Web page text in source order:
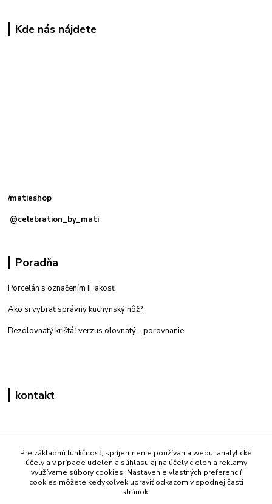
Kde nás nájdete
/matieshop
@celebration_by_mati
Poradňa
Porcelán s označením II. akosť
Ako si vybrať správny kuchynský nôž?
Bezolovnatý krištáľ verzus olovnatý - porovnanie
kontakt
+421 908 861 051
(Po - Pia 7:30-15:30)
info@mati.sk
Pre základnú funkčnosť, spríjemnenie používania webu, analytické
účely a v prípade udelenia súhlasu aj na účely cielenia reklamy
využívame súbory cookies. Nastavenie vlastných preferencií
cookies môžete kedykoľvek upraviť odkazom v spodnej časti
stránok.